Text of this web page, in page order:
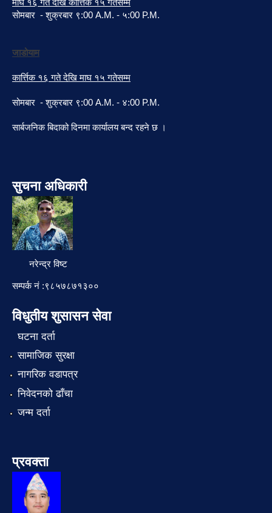
माघ १६ गते देखि कार्त्तिक १५ गतेसम्म
सोमबार - शुक्रबार ९:00 A.M. - ५:00 P.M.
जाडोयाम
कार्त्तिक १६ गते देखि माघ १५ गतेसम्म
सोमबार - शुक्रबार ९:00 A.M. - ४:00 P.M.
सार्बजनिक बिदाको दिनमा कार्यालय बन्द रहने छ ।
सुचना अधिकारी
नरेन्द्र विष्ट
सम्पर्क नं :९८५७८७१३००
विधुतीय शुसासन सेवा
घटना दर्ता
सामाजिक सुरक्षा
नागरिक वडापत्र
निवेदनको ढाँचा
जन्म दर्ता
प्रवक्ता